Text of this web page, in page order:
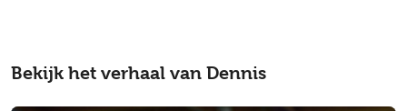
Bekijk het verhaal van Dennis